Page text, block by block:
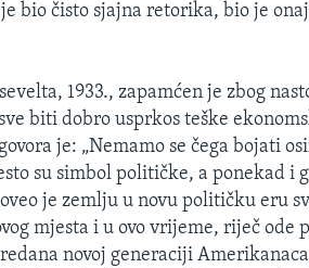
bio čisto sjajna retorika, bio je onaj
1933., zapamćen je zbog
biti dobro usprkos teške
je: „Nemamo se čega bojati
su simbol političke, a ponekad i
je zemlju u novu političku eru
mjesta i u ovo vrijeme, riječ ode
novoj generaciji